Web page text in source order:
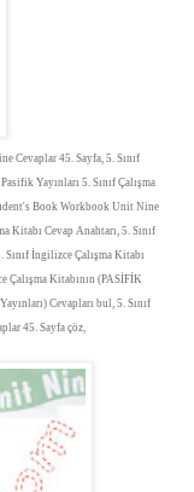
Cevaplar 45. Sayfa, 5. Sınıf
Yayınları 5. Sınıf Çalışma
Book Workbook Unit Nine
Kitabı Cevap Anahtarı, 5. Sınıf
Sınıf İngilizce Çalışma Kitabı
Çalışma Kitabının (PASİFİK
Cevapları bul, 5. Sınıf
45. Sayfa çöz,